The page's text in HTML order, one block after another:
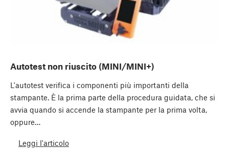
Autotest non riuscito (MINI/MINI+)
L'autotest verifica i componenti più importanti della
stampante. È la prima parte della procedura guidata, che si
avvia quando si accende la stampante per la prima volta,
oppure…
Leggi l'articolo